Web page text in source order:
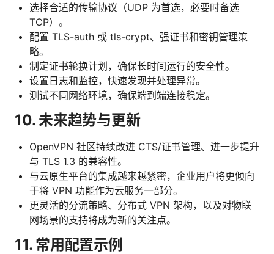
选择合适的传输协议（UDP 为首选，必要时备选
TCP）。
配置 TLS-auth 或 tls-crypt、强证书和密钥管理策
略。
制定证书轮换计划，确保长时间运行的安全性。
设置日志和监控，快速发现并处理异常。
测试不同网络环境，确保端到端连接稳定。
10. 未来趋势与更新
OpenVPN 社区持续改进 CTS/证书管理、进一步提升
与 TLS 1.3 的兼容性。
与云原生平台的集成越来越紧密，企业用户将更倾向
于将 VPN 功能作为云服务一部分。
更灵活的分流策略、分布式 VPN 架构，以及对物联
网场景的支持将成为新的关注点。
11. 常用配置示例